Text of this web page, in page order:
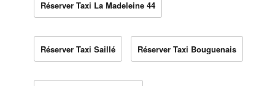
Réserver Taxi La Madeleine 44
Réserver Taxi Saillé Réserver Taxi Bouguenais